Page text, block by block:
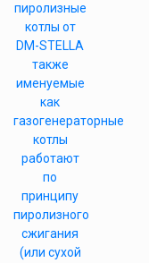
пиролизные
котлы от
DM-STELLA
также
именуемые
как
газогенераторные
котлы
работают
по
принципу
пиролизного
сжигания
(или сухой